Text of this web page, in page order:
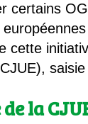
certains
cette
la